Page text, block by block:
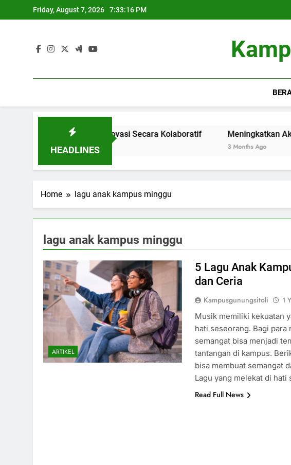
to
Friday, August 7, 2026 7:33:16 PM
HEADLINES
Menghasilkan Inovasi Secara Kolaboratif Meningkatkan Akreditasi
3 Months Ago
Home lagu anak kampus minggu
lagu anak kampus minggu
ARTIKEL
5 Lagu Anak
dan Ceria
Kampusgunungsitoli 1
Musik memiliki kekuatan
hati seseorang. Bagi
semangat bisa menjadi
tantangan di kampus.
bisa membuat semangat
Lagu yang melekat di
Read Full News